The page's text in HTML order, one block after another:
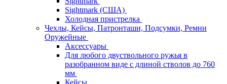
Sightmark (США)
Холодная пристрелка
Чехлы, Кейсы, Патронташи, Подсумки, Ремни
Оружейные
Аксессуары
Для любого двуствольного ружья в
разобранном виде с длиной стволов до 760
мм
Кейсы